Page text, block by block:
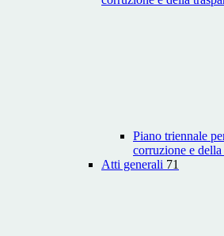
Piano triennale
corruzione e
Atti generali 71